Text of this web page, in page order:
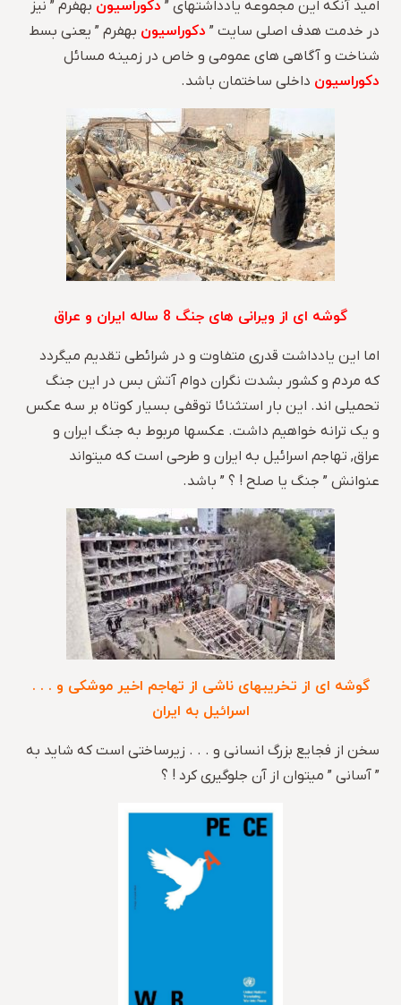
امید آنکه این مجموعه یادداشتهای ” دکوراسیون بهفرم ” نیز
در خدمت هدف اصلی سایت ” دکوراسیون بهفرم ” یعنی بسط
شناخت و آگاهی های عمومی و خاص در زمینه مسائل
دکوراسیون داخلی ساختمان باشد.
گوشه ای از ویرانی های جنگ 8 ساله ایران و عراق
اما این یادداشت قدری متفاوت و در شرائطی تقدیم میگردد
که مردم و کشور بشدت نگران دوام آتش بس در این جنگ
تحمیلی اند. این بار استثنائا توقفی بسیار کوتاه بر سه عکس
و یک ترانه خواهیم داشت. عکسها مربوط به جنگ ایران و
عراق, تهاجم اسرائیل به ایران و طرحی است که میتواند
عنوانش ” جنگ یا صلح ! ؟ ” باشد.
گوشه ای از تخریبهای ناشی از تهاجم اخیر موشکی و . . .
اسرائیل به ایران
سخن از فجایع بزرگ انسانی و . . . زیرساختی است که شاید به
” آسانی ” میتوان از آن جلوگیری کرد ! ؟